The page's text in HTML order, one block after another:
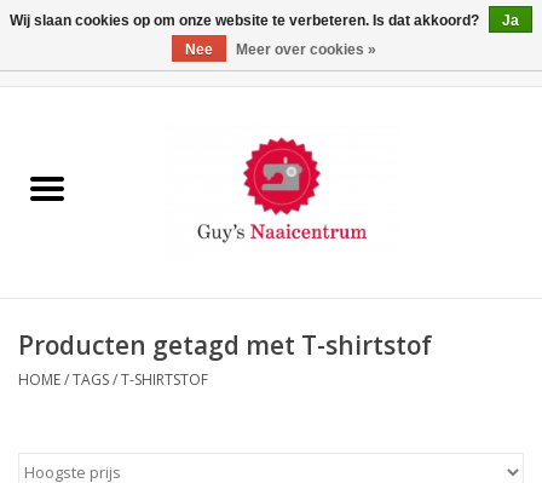
Machines
Paspoppen
Producten getagd met T-shirtstof
HOME/TAGS/T-SHIRTSTOF
Wij slaan cookies op om onze website te verbeteren. Is dat akkoord?
Ja
Nee
Meer over cookies »